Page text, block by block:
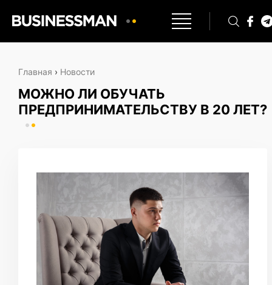
Главная › Новости
МОЖНО ЛИ ОБУЧАТЬ
ПРЕДПРИНИМАТЕЛЬСТВУ В 20 ЛЕТ?